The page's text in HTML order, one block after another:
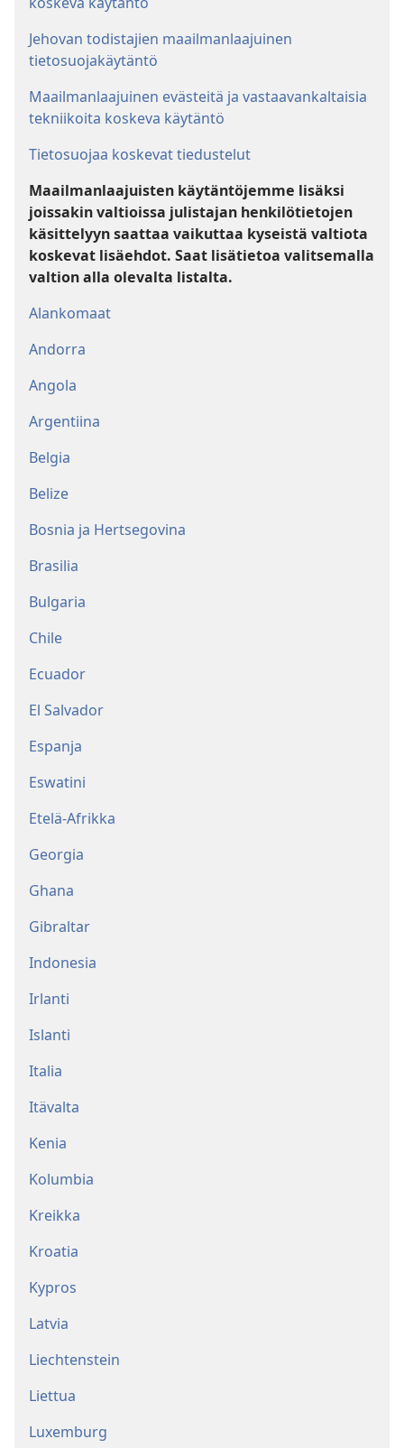
Jehovan todistajien maailmanlaajuinen
tietosuojakäytäntö
Maailmanlaajuinen evästeitä ja vastaavankaltaisia
tekniikoita koskeva käytäntö
Tietosuojaa koskevat tiedustelut
Maailmanlaajuisten käytäntöjemme lisäksi
joissakin valtioissa julistajan henkilötietojen
käsittelyyn saattaa vaikuttaa kyseistä valtiota
koskevat lisäehdot. Saat lisätietoa valitsemalla
valtion alla olevalta listalta.
Alankomaat
Andorra
Angola
Argentiina
Belgia
Belize
Bosnia ja Hertsegovina
Brasilia
Bulgaria
Chile
Ecuador
El Salvador
Espanja
Eswatini
Etelä-Afrikka
Georgia
Ghana
Gibraltar
Indonesia
Irlanti
Islanti
Italia
Itävalta
Kenia
Kolumbia
Kreikka
Kroatia
Kypros
Latvia
Liechtenstein
Liettua
Luxemburg